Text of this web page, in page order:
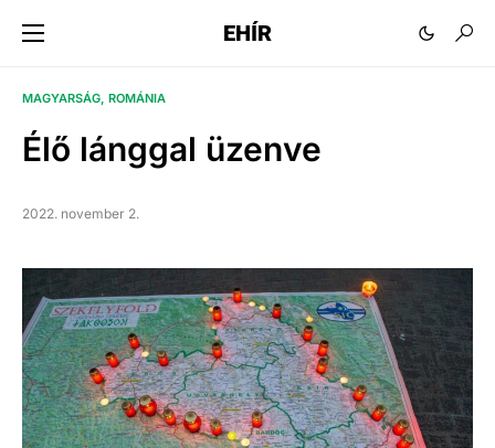
EHÍR
MAGYARSÁG ROMÁNIA
Élő lánggal üzenve
2022. november 2.